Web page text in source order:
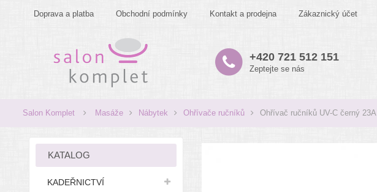
Doprava a platba Obchodní podmínky Kontakt a prodejna Zákaznický účet
+420 721 512 151
Zeptejte se nás
Salon Komplet Masáže Nábytek Ohřívače ručníků Ohřívač ručníků UV-C černý 23A
KATALOG
KADEŘNICTVÍ